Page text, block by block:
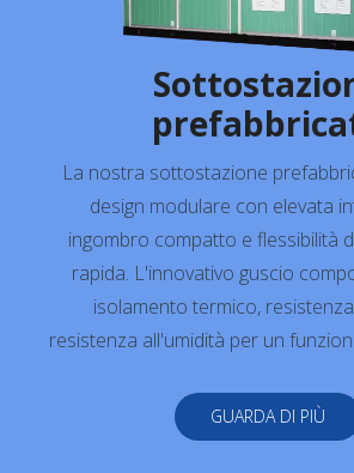
La nostra sottostazione
design modulare con elevata
ingombro compatto e flessibilità
rapida. L'innovativo guscio
isolamento termico,
resistenza all'umidità per un
GUARDA DI PIÙ